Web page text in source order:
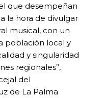
que desempeñan
la hora de divulgar
musical, con un
población local y
y singularidad
regionales”,
del
de La Palma